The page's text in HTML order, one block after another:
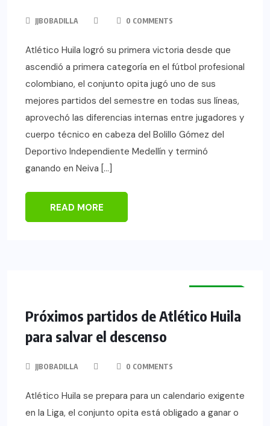
JJBOBADILLA 0 COMMENTS
Atlético Huila logró su primera victoria desde que
ascendió a primera categoría en el fútbol profesional
colombiano, el conjunto opita jugó uno de sus
mejores partidos del semestre en todas sus líneas,
aprovechó las diferencias internas entre jugadores y
cuerpo técnico en cabeza del Bolillo Gómez del
Deportivo Independiente Medellín y terminó
ganando en Neiva […]
READ MORE
Próximos partidos de Atlético Huila
para salvar el descenso
JJBOBADILLA 0 COMMENTS
Atlético Huila se prepara para un calendario exigente
en la Liga, el conjunto opita está obligado a ganar o